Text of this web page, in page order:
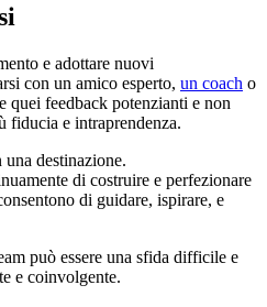
e adottare nuovi
con un amico esperto, un coach o
quei feedback potenzianti e non
fiducia e intraprendenza.
destinazione.
di costruire e perfezionare
di guidare, ispirare, e
può essere una sfida difficile e
e coinvolgente.